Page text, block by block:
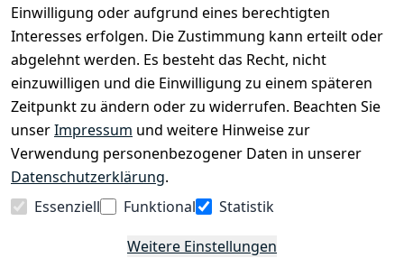
Einwilligung oder aufgrund eines berechtigten
Interesses erfolgen. Die Zustimmung kann erteilt oder
abgelehnt werden. Es besteht das Recht, nicht
einzuwilligen und die Einwilligung zu einem späteren
Zeitpunkt zu ändern oder zu widerrufen. Beachten Sie
unserImpressum und weitere Hinweise zur
Verwendung personenbezogener Daten in unserer
Datenschutzerklärung.
Essenziell
Funktional
Statistik
Weitere Einstellungen
› Fahrrad Aachen
› Zahlungs- und Versandbedingungen
INFORMATIONEN
› Batteriehinweis
› Widerrufsrecht
Impressum